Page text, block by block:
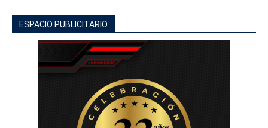
ESPACIO PUBLICITARIO